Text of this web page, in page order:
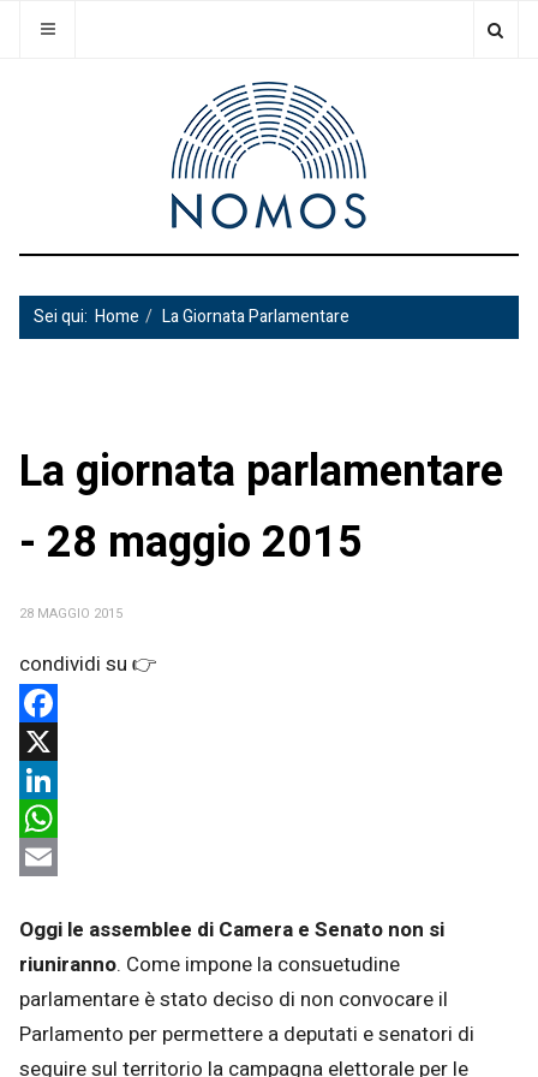
Sei qui: Home La Giornata Parlamentare
La giornata parlamentare
- 28 maggio 2015
28 MAGGIO 2015
Facebook
X
LinkedIn
WhatsApp
Oggi le assemblee di Camera e Senato non si
riuniranno. Come impone la consuetudine
parlamentare è stato deciso di non convocare il
Parlamento per permettere a deputati e senatori di
seguire sul territorio la campagna elettorale per le